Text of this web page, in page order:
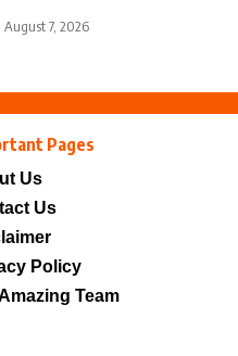
August 7, 2026
Pages
Us
Us
Policy
Team